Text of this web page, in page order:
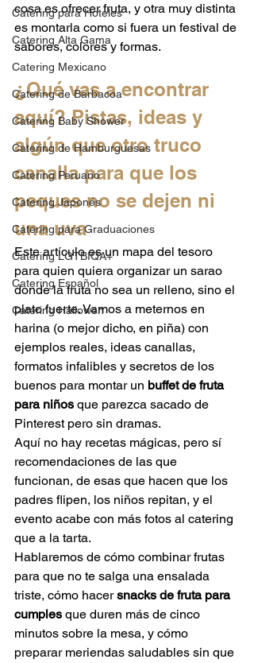
Catering para Hoteles
Catering Alta Gama
Catering Mexicano
Catering de Barbacoa
Catering Baby Shower
Catering de Hamburguesas
Catering Peruano
Catering Japonés
Catering para Graduaciones
Catering LGTBIQA+
Catering Español
Catering Hallowen
cosa es ofrecer fruta, y otra muy distinta
es montarla como si fuera un festival de
sabores, colores y formas.
¿Qué vas a encontrar
aquí? Pistas, ideas y
algún que otro truco
canalla para que los
peques no se dejen ni
una uva
Este artículo es un mapa del tesoro
para quien quiera organizar un sarao
donde la fruta no sea un relleno, sino el
plato fuerte. Vamos a meternos en
harina (o mejor dicho, en piña) con
ejemplos reales, ideas canallas,
formatos infalibles y secretos de los
buenos para montar un buffet de fruta
para niños que parezca sacado de
Pinterest pero sin dramas.
Aquí no hay recetas mágicas, pero sí
recomendaciones de las que
funcionan, de esas que hacen que los
padres flipen, los niños repitan, y el
evento acabe con más fotos al catering
que a la tarta.
Hablaremos de cómo combinar frutas
para que no te salga una ensalada
triste, cómo hacer snacks de fruta para
cumples que duren más de cinco
minutos sobre la mesa, y cómo
preparar meriendas saludables sin que